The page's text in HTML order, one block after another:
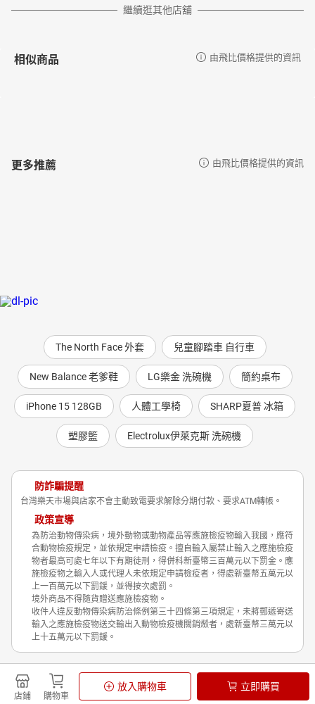
店鋪 購物車
放入購物車 立即購買
繼續逛其他店舖
相似商品 由飛比價格提供的資訊
更多推薦 由飛比價格提供的資訊
The North Face 外套 兒童腳踏車 自行車
New Balance 老爹鞋 LG樂金 洗碗機 簡約桌布
iPhone 15 128GB 人體工學椅 SHARP夏普 冰箱
塑膠籃 Electrolux伊萊克斯 洗碗機
防詐騙提醒
台灣樂天市場與店家不會主動致電要求解除分期付款、要求ATM轉帳。
政策宣導
為防治動物傳染病，境外動物或動物產品等應施檢疫物輸入我國，應符
合動物檢疫規定，並依規定申請檢疫。擅自輸入屬禁止輸入之應施檢疫
物者最高可處七年以下有期徒刑，得併科新臺幣三百萬元以下罰金。應
施檢疫物之輸入人或代理人未依規定申請檢疫者，得處新臺幣五萬元以
上一百萬元以下罰鍰，並得按次處罰。
境外商品不得隨貨贈送應施檢疫物。
收件人違反動物傳染病防治條例第三十四條第三項規定，未將郵遞寄送
輸入之應施檢疫物送交輸出入動物檢疫機關銷燬者，處新臺幣三萬元以
上十五萬元以下罰鍰。
Shopping is Entertainment!
非洲豬瘟政策宣導
隱私權政策
© Rakuten Group, Inc.